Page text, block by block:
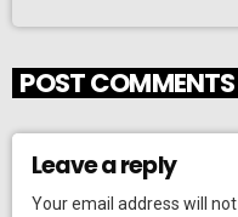
POST
Leave a reply
Your email address will